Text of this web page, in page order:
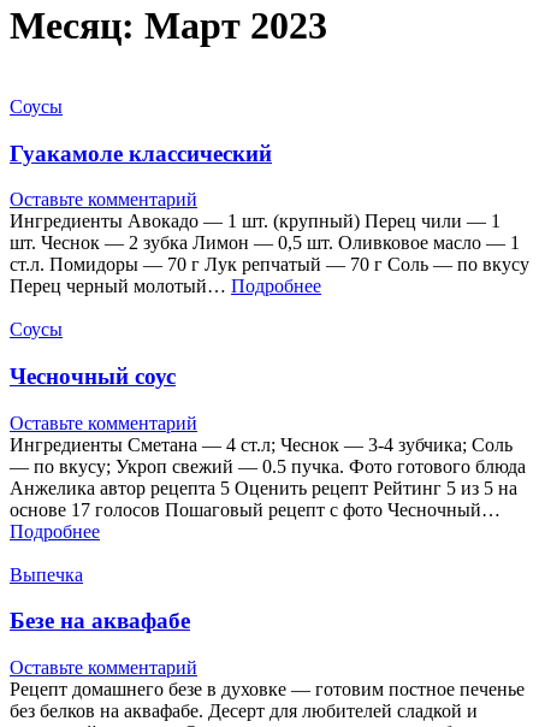
Месяц: Март 2023
Соусы
Гуакамоле классический
Оставьте комментарий
Ингредиенты Авокадо — 1 шт. (крупный) Перец чили — 1
шт. Чеснок — 2 зубка Лимон — 0,5 шт. Оливковое масло — 1
ст.л. Помидоры — 70 г Лук репчатый — 70 г Соль — по вкусу
Перец черный молотый… Подробнее
Соусы
Чесночный соус
Оставьте комментарий
Ингредиенты Сметана — 4 ст.л; Чеснок — 3-4 зубчика; Соль
— по вкусу; Укроп свежий — 0.5 пучка. Фото готового блюда
Анжелика автор рецепта 5 Оценить рецепт Рейтинг 5 из 5 на
основе 17 голосов Пошаговый рецепт с фото Чесночный…
Подробнее
Выпечка
Безе на аквафабе
Оставьте комментарий
Рецепт домашнего безе в духовке — готовим постное печенье
без белков на аквафабе. Десерт для любителей сладкой и